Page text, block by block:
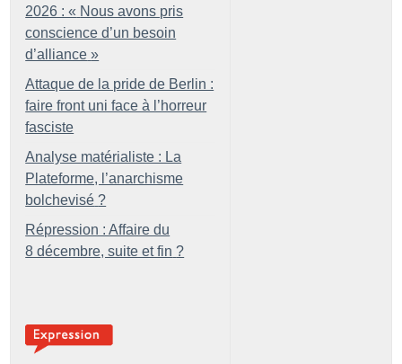
2026 : « Nous avons pris
conscience d’un besoin
d’alliance »
Attaque de la pride de Berlin :
faire front uni face à l’horreur
fasciste
Analyse matérialiste : La
Plateforme, l’anarchisme
bolchevisé ?
Répression : Affaire du
8 décembre, suite et fin ?